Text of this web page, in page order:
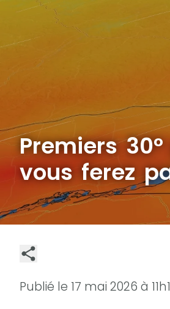
Premiers
vous ferez
Publié le 17 mai 2026 à